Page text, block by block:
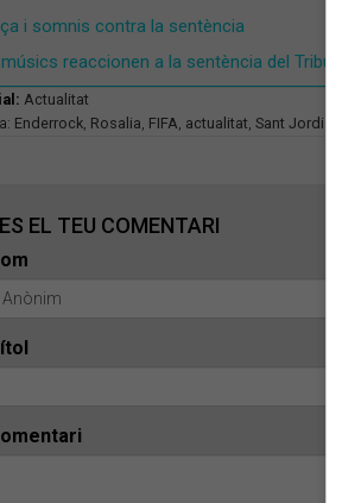
i somnis contra la sentència
reaccionen a la sentència del
Actualitat
Enderrock Rosalia FIFA actualitat Sant Jordi
EL TEU COMENTARI